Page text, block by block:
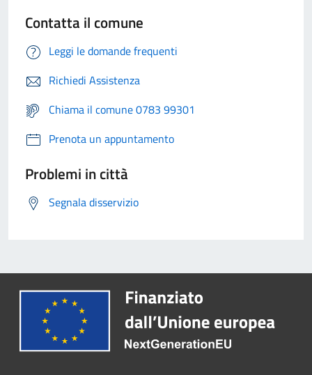
Contatta il comune
Leggi le domande frequenti
Richiedi Assistenza
Chiama il comune 0783 99301
Prenota un appuntamento
Problemi in città
Segnala disservizio